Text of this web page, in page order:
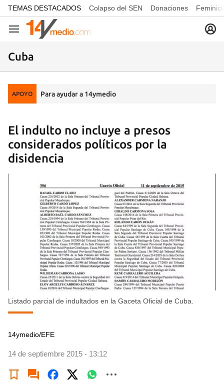
common.go-to-content
TEMAS DESTACADOS Colapso del SEN Donaciones
Navegación
Cuba
APOYO Para ayudar a 14ymedio
El indulto no incluye a presos
considerados políticos por la
disidencia
Listado parcial de indultados en la Gaceta Oficial de Cuba.
14ymedio/EFE
14 de septiembre 2015 - 13:12